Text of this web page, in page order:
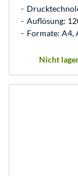
Auflösung:
Formate: A4,
Nicht